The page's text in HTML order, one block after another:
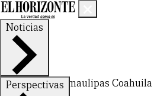
Noticias
Nuevo LeónTamaulipas Coahuila
Perspectivas